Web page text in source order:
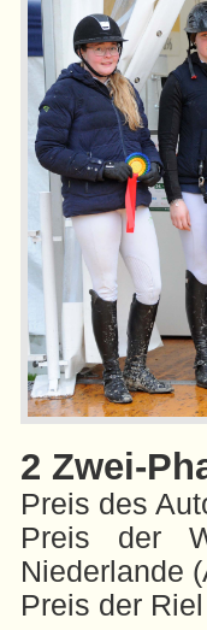
2 Zwei-
Preis des
Preis der
Niederlande
Preis der